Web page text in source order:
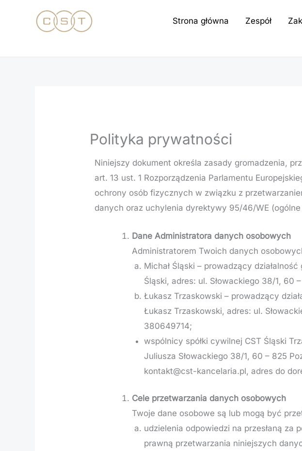
Strona główna Zespół
Polityka prywatności
Niniejszy dokument określa zasady gromadzenia,
art. 13 ust. 1 Rozporządzenia Parlamentu
ochrony osób fizycznych w związku z
danych oraz uchylenia dyrektywy 95/46/WE
Dane Administratora danych osobowych
Administratorem Twoich danych
Michał Śląski – prowadzący
Śląski, adres: ul. Słowackiego 38/1, 60
Łukasz Trzaskowski – prowadzący
Łukasz Trzaskowski, adres: ul.
380649714;
wspólnicy spółki cywilnej CST Śląski
Juliusza Słowackiego 38/1, 60 – 825
kontakt@cst-kancelaria.pl, adres do
Cele przetwarzania danych osobowych
Twoje dane osobowe są lub mogą być
udzielenia odpowiedzi na przesłaną
prawną przetwarzania niniejszych